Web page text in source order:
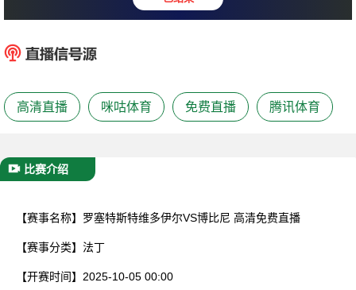
罗塞特斯特维多伊尔 0 : 0 博
高清直播 咪咕体育 免费直播 腾讯体育
比赛介绍
【赛事名称】 罗塞特斯特维多伊尔VS博比尼 高清免费直播
【赛事分类】 法丁
【开赛时间】 2025-10-05 00:00